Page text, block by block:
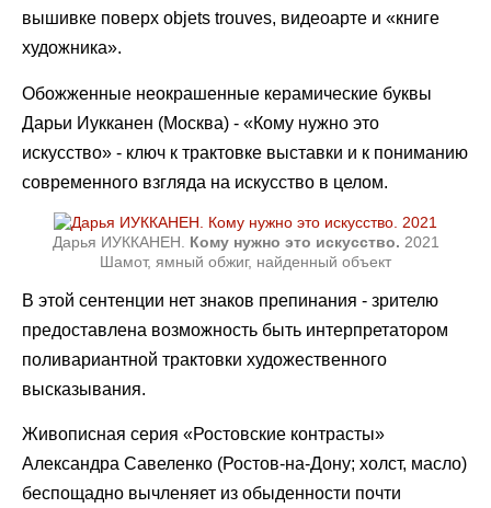
вышивке поверх objets trouves, видеоарте и «книге
художника».
Обожженные неокрашенные керамические буквы
Дарьи Иукканен (Москва) - «Кому нужно это
искусство» - ключ к трактовке выставки и к пониманию
современного взгляда на искусство в целом.
Дарья ИУККАНЕН. Кому нужно это искусство. 2021
Шамот, ямный обжиг, найденный объект
В этой сентенции нет знаков препинания - зрителю
предоставлена возможность быть интерпретатором
поливариантной трактовки художественного
высказывания.
Живописная серия «Ростовские контрасты»
Александра Савеленко (Ростов-на-Дону; холст, масло)
беспощадно вычленяет из обыденности почти